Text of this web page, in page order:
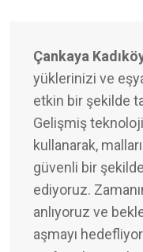
Çankaya
yüklerinizi ve
etkin bir şekilde
Gelişmiş
kullanarak,
güvenli bir
ediyoruz.
anlıyoruz ve
aşmayı